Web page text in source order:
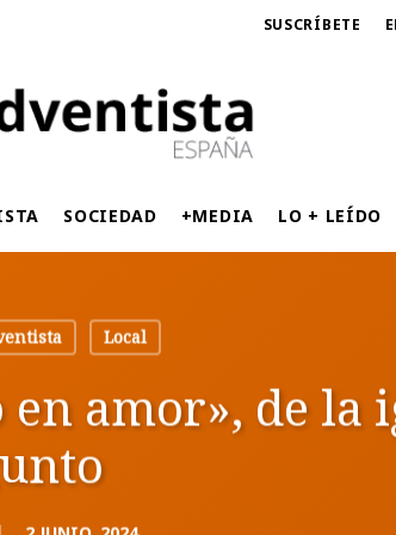
SUSCRÍBETE
SOCIEDAD +MEDIA LO + LEÍDO
Local
amor», de la